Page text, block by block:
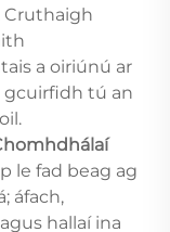
Cruthaigh
a oiriúnú ar
gcuirfidh tú an
le fad beag ag
áfach,
hallaí ina